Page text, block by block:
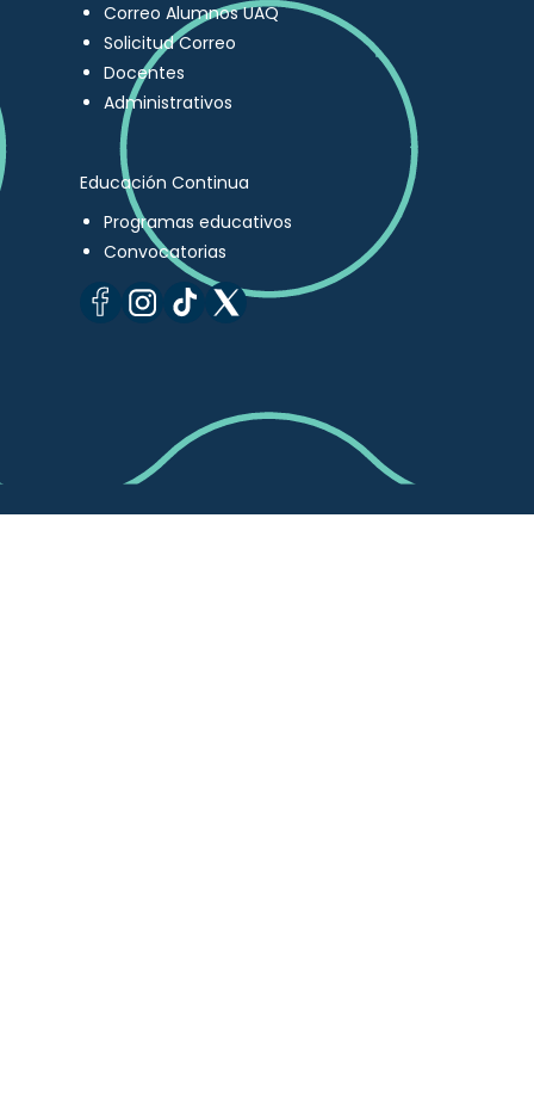
Correo Alumnos UAQ
Solicitud Correo
Docentes
Administrativos
Educación Continua
Programas educativos
Convocatorias